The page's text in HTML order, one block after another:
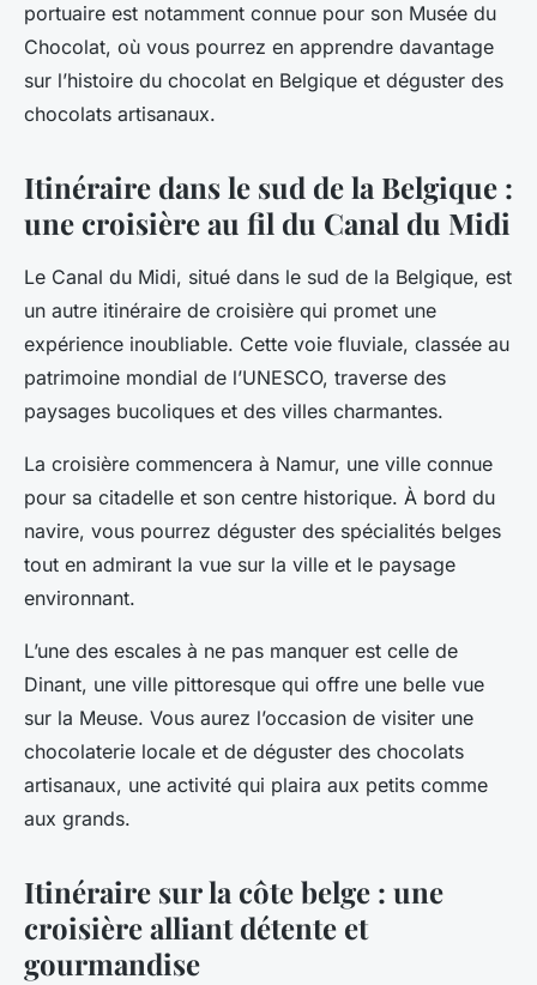
portuaire est notamment connue pour son Musée du
Chocolat, où vous pourrez en apprendre davantage
sur l’histoire du chocolat en Belgique et déguster des
chocolats artisanaux.
Itinéraire dans le sud de la Belgique :
une croisière au fil du Canal du Midi
Le Canal du Midi, situé dans le sud de la Belgique, est
un autre itinéraire de croisière qui promet une
expérience inoubliable. Cette voie fluviale, classée au
patrimoine mondial de l’UNESCO, traverse des
paysages bucoliques et des villes charmantes.
La croisière commencera à Namur, une ville connue
pour sa citadelle et son centre historique. À bord du
navire, vous pourrez déguster des spécialités belges
tout en admirant la vue sur la ville et le paysage
environnant.
L’une des escales à ne pas manquer est celle de
Dinant, une ville pittoresque qui offre une belle vue
sur la Meuse. Vous aurez l’occasion de visiter une
chocolaterie locale et de déguster des chocolats
artisanaux, une activité qui plaira aux petits comme
aux grands.
Itinéraire sur la côte belge : une
croisière alliant détente et
gourmandise